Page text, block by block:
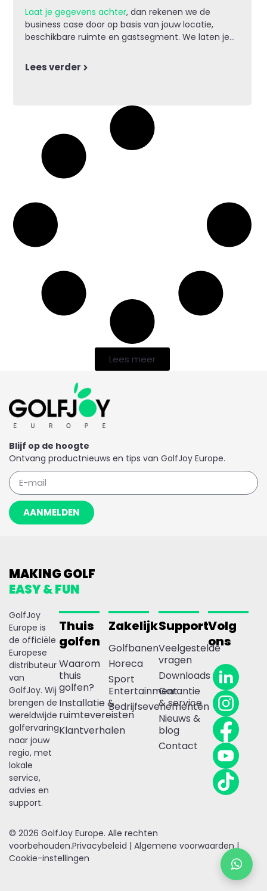
Laat je gegevens achter, dan rekenen we de
business case door op basis van jouw locatie,
beschikbare ruimte en gastsegment. We laten je
kunt aantrekken.
Lees verder
Lees meer
Blijf op de hoogte
Ontvang productnieuws en tips van GolfJoy Europe.
AANMELDEN
MAKING GOLF
EASY & FUN
GolfJoy
Europe is
de officiële
Europese
distributeur
van
GolfJoy. Wij
brengen de
wereldwijde
golfervaring
naar jouw
regio, met
lokale
service,
advies en
support.
Thuis
golfen
Waarom
thuis
golfen?
Installatie &
ruimtevereisten
Klantverhalen
Zakelijk
Golfbanen
Horeca
Sport
Entertainment
Bedrijfsevenementen
Support
Veelgestelde
vragen
Downloads
Garantie
& service
Nieuws &
blog
Contact
Volg
ons
© 2026 GolfJoy Europe. Alle rechten
voorbehouden.Privacybeleid | Algemene voorwaarden|
Cookie-instellingen